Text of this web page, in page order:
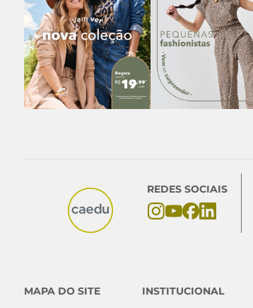
REDES SOCIAIS
MAPA DO SITE INSTITUCIONAL